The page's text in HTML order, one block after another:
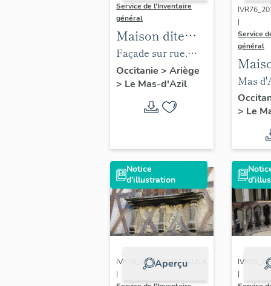
Service de l'Inventaire
général
Maison dite
Casa d'Oro
Façade sur rue,
détail.
Occitanie > Ariège
> Le Mas-d'Azil
|
Service
général
de
Mas
> Le
Notice
d'illustration
Aperçu
IVR76_20260904119NUCA
|
|